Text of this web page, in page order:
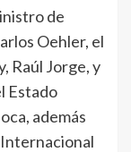
de
Oehler, el
Raúl Jorge, y
Estado
además